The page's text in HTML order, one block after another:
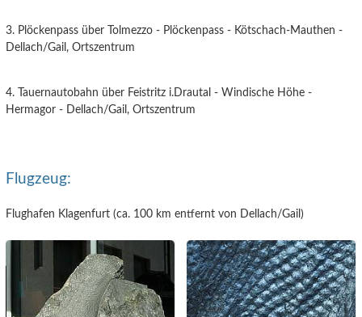
3. Plöckenpass über Tolmezzo - Plöckenpass - Kötschach-Mauthen -
Dellach/Gail, Ortszentrum
4. Tauernautobahn über Feistritz i.Drautal - Windische Höhe -
Hermagor - Dellach/Gail, Ortszentrum
Flugzeug:
Flughafen Klagenfurt (ca. 100 km entfernt von Dellach/Gail)